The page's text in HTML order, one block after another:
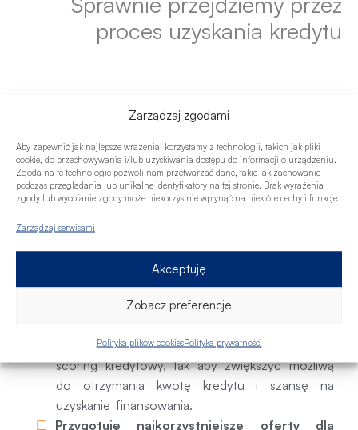
Zarządzaj zgodami
Aby zapewnić jak najlepsze wrażenia, korzystamy z technologii, takich jak pliki
cookie, do przechowywania i/lub uzyskiwania dostępu do informacji o urządzeniu.
Zgoda na te technologie pozwoli nam przetwarzać dane, takie jak zachowanie
podczas przeglądania lub unikalne identyfikatory na tej stronie. Brak wyrażenia
zgody lub wycofanie zgody może niekorzystnie wpłynąć na niektóre cechy i funkcje.
Zarządzaj serwisami
Akceptuję
Zobacz preferencje
Polityka plików cookiesPolityka prywatności
proces uzyskania kredytu
Umów się ze mną na bezpłatne spotkanie.
Skorzystaj z formularza kontaktowego.
Skontaktuję się z Tobą, aby ustalić
dogodny termin.
Na pierwszym spotkaniu sprawdzę, jaka jest
Twoja zdolność kredytowa. Muszę więc
czy bank zaakceptuje dany dochód i jak
potraktuje Twoje obecne zobowiązania.
Będziemy rozmawiać o Twoich oczekiwaniach
jak można wpływać na zdolność kredytową i
scoring kredytowy, tak aby zwiększyć możliwą
do otrzymania kwotę kredytu i szansę na
uzyskanie finansowania.
Przygotuję najkorzystniejsze oferty dla